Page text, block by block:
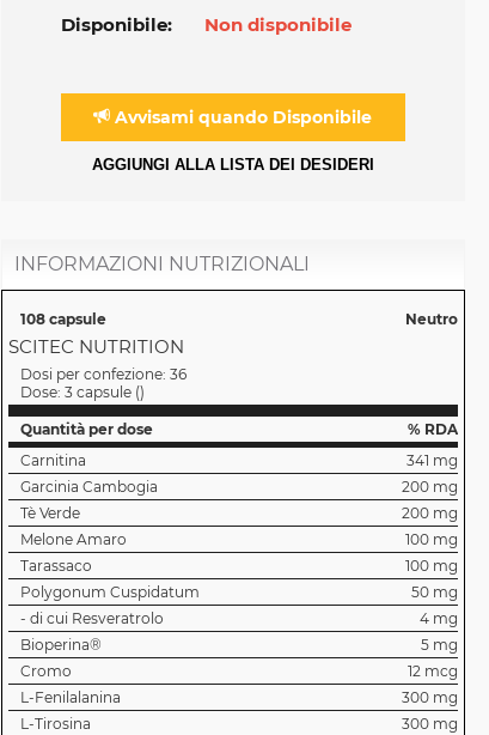
Disponibile: Non disponibile
Avvisami quando Disponibile
AGGIUNGI ALLA LISTA DEI DESIDERI
INFORMAZIONI NUTRIZIONALI
108 capsule Neutro
SCITEC NUTRITION
Dosi per confezione: 36
Dose: 3 capsule()
Quantità per dose
% RDA
Carnitina
341 mg
Garcinia Cambogia
200 mg
Tè Verde
200 mg
Melone Amaro
100 mg
Tarassaco
100 mg
Polygonum Cuspidatum
50 mg
- di cui Resveratrolo
4 mg
Bioperina®
5 mg
Cromo
12 mcg
L-Fenilalanina
300 mg
L-Tirosina
300 mg